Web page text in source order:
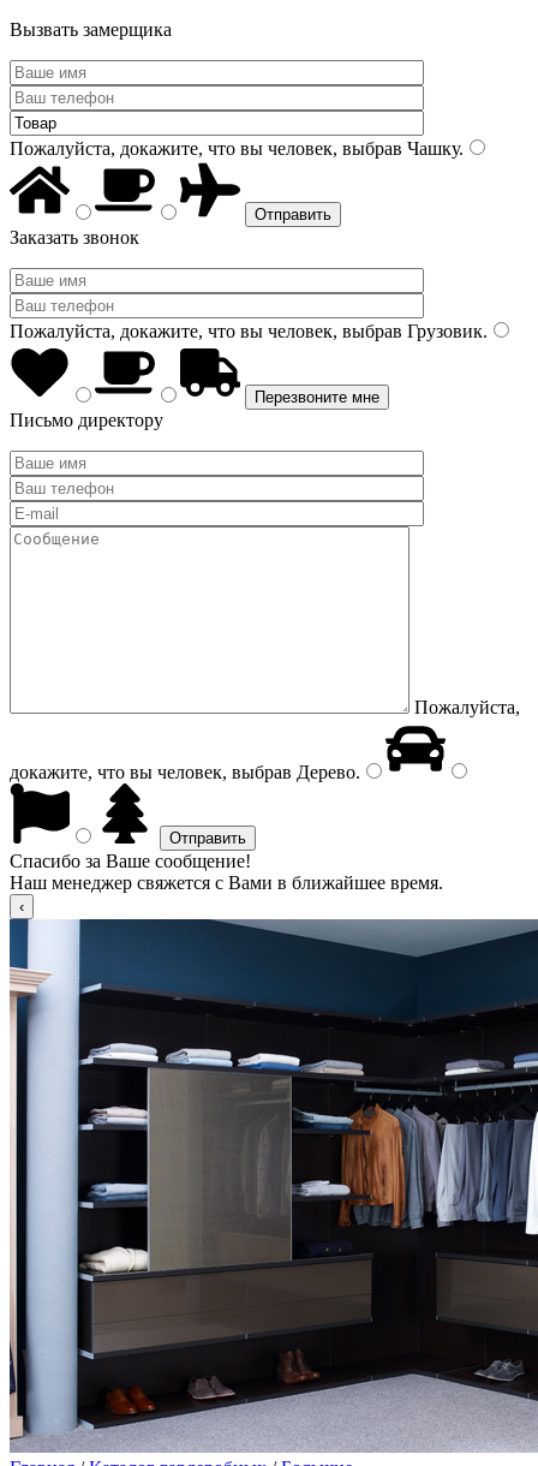
Вызвать замерщика
Пожалуйста, докажите, что вы человек, выбрав Чашку.
Заказать звонок
Пожалуйста, докажите, что вы человек, выбрав Грузовик.
Письмо директору
Пожалуйста,
докажите, что вы человек, выбрав Дерево.
Спасибо за Ваше сообщение!
Наш менеджер свяжется с Вами в ближайшее время.